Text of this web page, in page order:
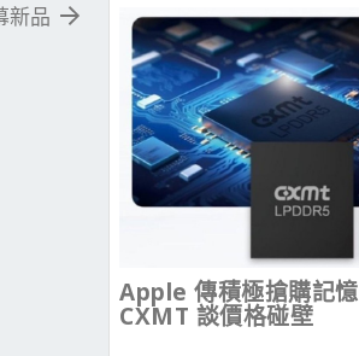
新品
Apple 傳積極搶購記
CXMT 談價格碰壁